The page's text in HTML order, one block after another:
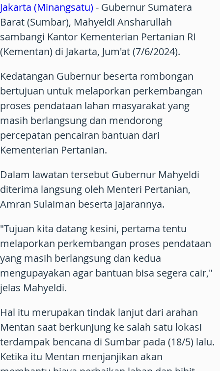
Jakarta (Minangsatu)- Gubernur Sumatera
Barat (Sumbar), Mahyeldi Ansharullah
sambangi Kantor Kementerian Pertanian RI
(Kementan) di Jakarta, Jum'at (7/6/2024).
Kedatangan Gubernur beserta rombongan
bertujuan untuk melaporkan perkembangan
proses pendataan lahan masyarakat yang
masih berlangsung dan mendorong
percepatan pencairan bantuan dari
Kementerian Pertanian.
Dalam lawatan tersebut Gubernur Mahyeldi
diterima langsung oleh Menteri Pertanian,
Amran Sulaiman beserta jajarannya.
"Tujuan kita datang kesini, pertama tentu
melaporkan perkembangan proses pendataan
yang masih berlangsung dan kedua
mengupayakan agar bantuan bisa segera cair,"
jelas Mahyeldi.
Hal itu merupakan tindak lanjut dari arahan
Mentan saat berkunjung ke salah satu lokasi
terdampak bencana di Sumbar pada (18/5) lalu.
Ketika itu Mentan menjanjikan akan